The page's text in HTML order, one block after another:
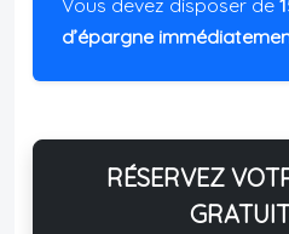
d’épargne
RÉSERVEZ